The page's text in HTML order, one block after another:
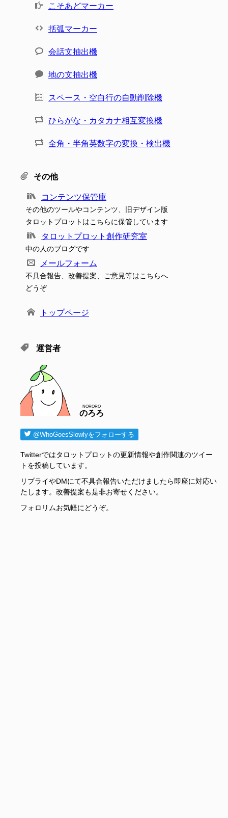
こそあどマーカー
括弧マーカー
会話文抽出機
地の文抽出機
スペース・空白行の自動削除機
ひらがな・カタカナ相互変換機
全角・半角英数字の変換・検出機
その他
コンテンツ保管庫
その他のツールやコンテンツ、旧デザイン版
タロットプロットはこちらに保管しています
タロットプロット創作研究室
中の人のブログです
メールフォーム
不具合報告、改善提案、ご意見等はこちらへ
どうぞ
トップページ
運営者
のろろ
NORORO
@WhoGoesSlowlyをフォローする
Twitterではタロットプロットの更新情報や創作関連のツイー
トを投稿しています。
リプライやDMにて不具合報告いただけましたら即座に対応い
たします。改善提案も是非お寄せください。
フォロリムお気軽にどうぞ。